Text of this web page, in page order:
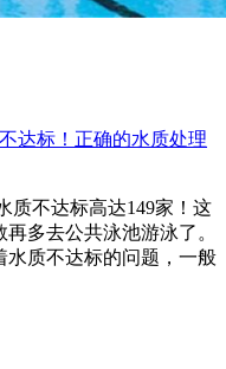
达标！正确的水质处理
质不达标高达149家！这
多去公共泳池游泳了。
水质不达标的问题，一般